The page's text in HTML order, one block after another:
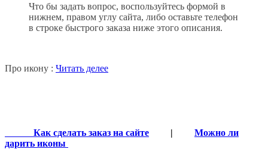
Что бы задать вопрос, воспользуйтесь формой в
нижнем, правом углу сайта, либо оставьте телефон
в строке быстрого заказа ниже этого описания.
Про икону : Читать делее
Как сделать заказ на сайте | Можно ли
дарить иконы